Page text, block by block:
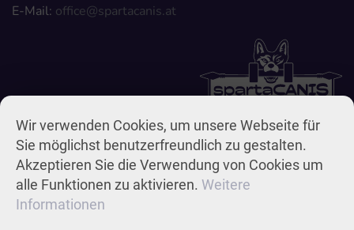
E-Mail:
Impressum & Datenschutz
Wir verwenden Cookies, um unsere Webseite für
Sie möglichst benutzerfreundlich zu gestalten.
Akzeptieren Sie die Verwendung von Cookies um
alle Funktionen zu aktivieren. Weitere
Informationen